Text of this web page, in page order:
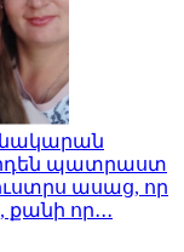
պատրաստ
ասաց, որ
որ․․․